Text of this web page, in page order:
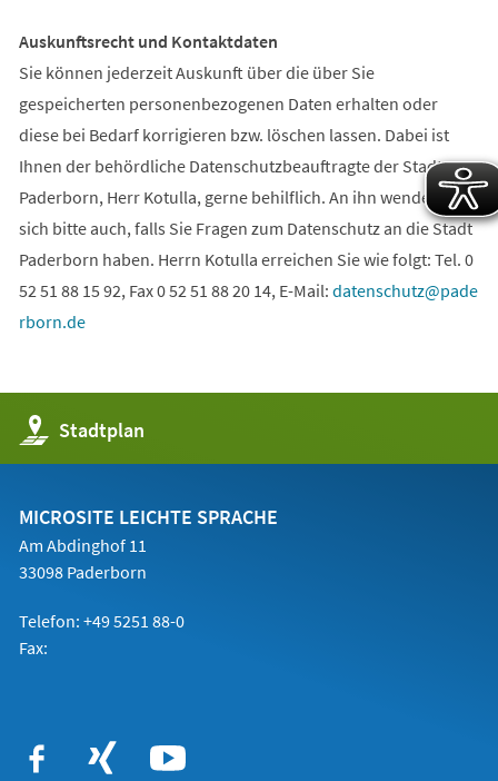
Auskunftsrecht und Kontaktdaten
Sie können jederzeit Auskunft über die über Sie
gespeicherten personenbezogenen Daten erhalten oder
diese bei Bedarf korrigieren bzw. löschen lassen. Dabei ist
Ihnen der behördliche Datenschutzbeauftragte der Stadt
Paderborn, Herr Kotulla, gerne behilflich. An ihn wenden Sie
sich bitte auch, falls Sie Fragen zum Datenschutz an die Stadt
Paderborn haben. Herrn Kotulla erreichen Sie wie folgt: Tel. 0
52 51 88 15 92, Fax 0 52 51 88 20 14, E-Mail: datenschutz
pade
rborn de
Stadtplan
(Öffnet
in
einem
Tab)
MICROSITE LEICHTE SPRACHE
Am Abdinghof 11
33098 Paderborn
Telefon: +49 5251 88-0
Fax: